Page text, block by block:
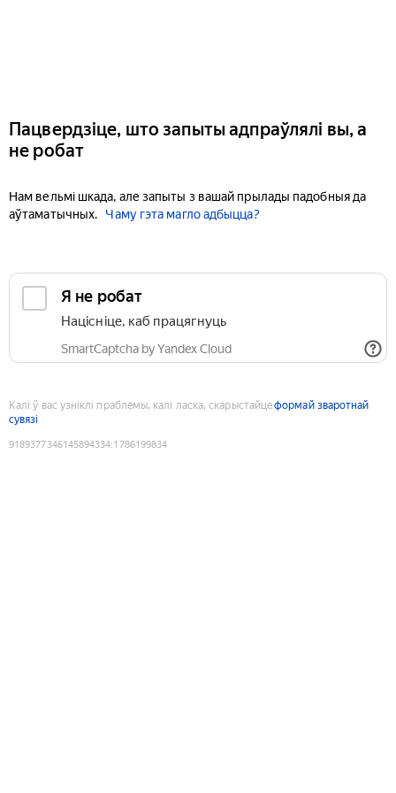
Пацвердзіце, што запыты адпраўлялі вы, а
не робат
Нам вельмі шкада, але запыты з вашай прылады падобныя да
аўтаматычных.
Чаму гэта магло адбыцца?
Я не робат
Націсніце, каб працягнуць
SmartCaptcha by Yandex Cloud
Калі ў вас узніклі праблемы, калі ласка, скарыстайцеформай зваротнай
сувязі
9189377346145894334:1786199834